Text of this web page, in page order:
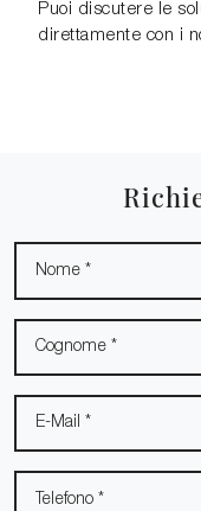
Puoi discutere le
direttamente con i